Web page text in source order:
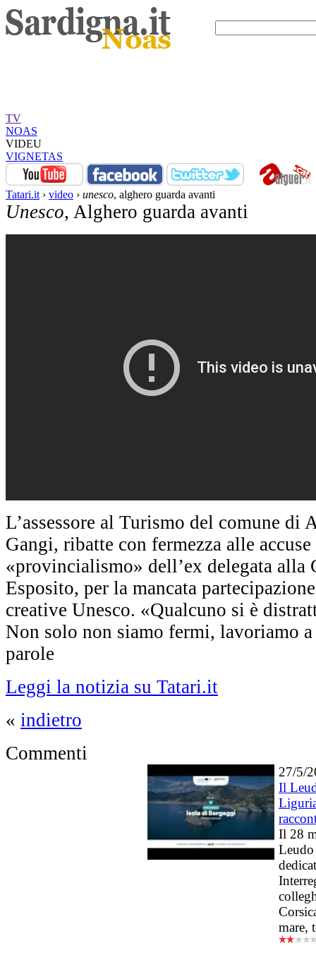
TV
NOAS
VIDEU
VIGNETAS
Tatari.it › video › unesco, alghero guarda avanti
Unesco, Alghero guarda avanti
L’assessore al Turismo del comune di
Gangi, ribatte con fermezza alle
«provincialismo» dell’ex delegata alla
Esposito, per la mancata
creative Unesco. «Qualcuno si è
Non solo non siamo fermi, lavoriamo
parole
Leggi la notizia su Tatari.it
« indietro
Commenti
27/5/
Il
Il 28
Leudo
mare,